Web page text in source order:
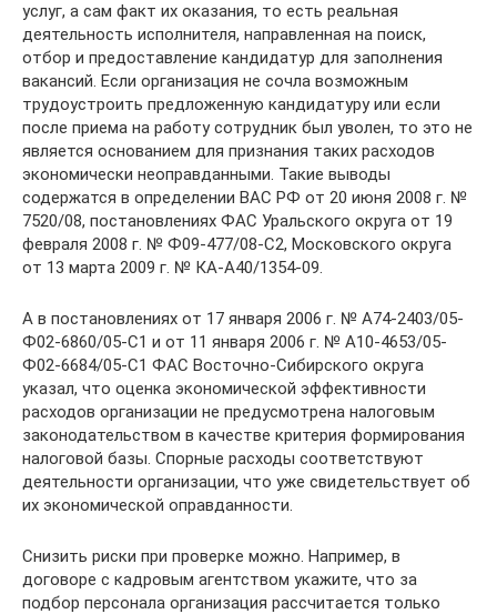
услуг, а сам факт их оказания, то есть реальная
деятельность исполнителя, направленная на поиск,
отбор и предоставление кандидатур для заполнения
вакансий. Если организация не сочла возможным
трудоустроить предложенную кандидатуру или если
после приема на работу сотрудник был уволен, то это не
является основанием для признания таких расходов
экономически неоправданными. Такие выводы
содержатся в определении ВАС РФ от 20 июня 2008 г. №
7520/08, постановлениях ФАС Уральского округа от 19
февраля 2008 г. № Ф09-477/08-С2, Московского округа
от 13 марта 2009 г. № КА-А40/1354-09.
А в постановлениях от 17 января 2006 г. № А74-2403/05-
Ф02-6860/05-С1 и от 11 января 2006 г. № А10-4653/05-
Ф02-6684/05-С1 ФАС Восточно-Сибирского округа
указал, что оценка экономической эффективности
расходов организации не предусмотрена налоговым
законодательством в качестве критерия формирования
налоговой базы. Спорные расходы соответствуют
деятельности организации, что уже свидетельствует об
их экономической оправданности.
Снизить риски при проверке можно. Например, в
договоре с кадровым агентством укажите, что за
подбор персонала организация рассчитается только